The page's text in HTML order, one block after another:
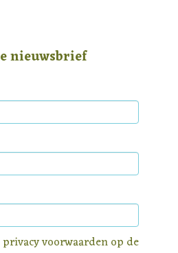
nieuwsbrief
privacy voorwaardenop de